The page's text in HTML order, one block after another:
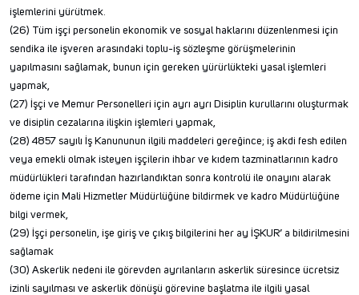
işlemlerini yürütmek.
(26) Tüm işçi personelin ekonomik ve sosyal haklarını düzenlenmesi için
sendika ile işveren arasındaki toplu-iş sözleşme görüşmelerinin
yapılmasını sağlamak, bunun için gereken yürürlükteki yasal işlemleri
yapmak,
(27) İşçi ve Memur Personelleri için ayrı ayrı Disiplin kurullarını oluşturmak
ve disiplin cezalarına ilişkin işlemleri yapmak,
(28) 4857 sayılı İş Kanununun ilgili maddeleri gereğince; iş akdi fesh edilen
veya emekli olmak isteyen işçilerin ihbar ve kıdem tazminatlarının kadro
müdürlükleri tarafından hazırlandıktan sonra kontrolü ile onayını alarak
ödeme için Mali Hizmetler Müdürlüğüne bildirmek ve kadro Müdürlüğüne
bilgi vermek,
(29) İşçi personelin, işe giriş ve çıkış bilgilerini her ay İŞKUR’ a bildirilmesini
sağlamak
(30) Askerlik nedeni ile görevden ayrılanların askerlik süresince ücretsiz
izinli sayılması ve askerlik dönüşü görevine başlatma ile ilgili yasal